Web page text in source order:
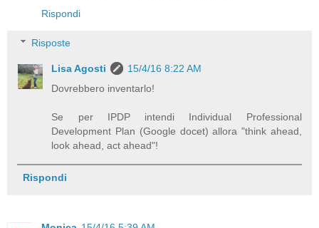
Rispondi
Risposte
Lisa Agosti
15/4/16 8:22 AM
Dovrebbero inventarlo!
Se per IPDP intendi Individual Professional
Development Plan (Google docet) allora "think ahead,
look ahead, act ahead"!
Rispondi